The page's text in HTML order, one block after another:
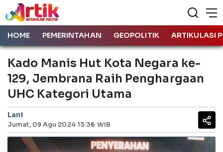
HOME PEMERINTAHAN GEOPOLITIK ARTIKULASI
Kado Manis Hut Kota Negara ke-
129, Jembrana Raih Penghargaan
UHC Kategori Utama
Lani
Jumat, 09 Agu 2024 13:36 WIB